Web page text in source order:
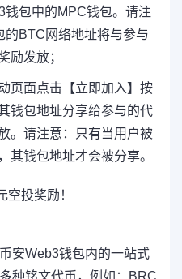
钱包中的MPC钱包。请注
的BTC网络地址将与参与
励发放；
页面点击【立即加入】按
钱包地址分享给参与的代
。请注意：只有当用户被
其钱包地址才会被分享。
空投奖励！
安Web3钱包内的一站式